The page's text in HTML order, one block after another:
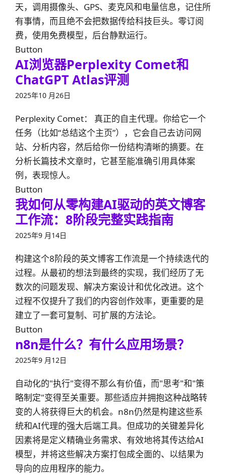
天，调用摄像头、GPS、麦克风和电量信息，记住所
有事情，而且绝不会把数据传给科技巨头。零订阅
费，使用免费模型，后台静默运行。
Button
AI浏览器Perplexity Comet和
ChatGPT Atlas评测
2025年10 月26日
Perplexity Comet： 真正的自主代理。你给它一个
任务（比如“总结这个主页”），它会自己去访问网
站、分析内容，然后给你一份结构清晰的摘要。在
分析长篇技术文章时，它甚至能准确引用具体案
例，表现惊人。
Button
我如何从零构建AI驱动的英文博客
工作流：8阶段完整实践指南
2025年9 月14日
构建这个8阶段的英文博客工作流是一个持续迭代的
过程。从最初的想法到最终的实现，我们经历了无
数次的问题发现、解决方案设计和优化改进。这个
过程不仅提升了我们的内容创作效率，更重要的是
建立了一套可复制、可扩展的方法论。
Button
n8n是什么？有什么应用场景？
2025年9 月12日
自动化的"执行"变得不那么有价值，而"思考"和"策
略制定"变得至关重要。那些适应并拥抱这种战略转
变的人将获得巨大的机会。n8n仍然是构建这些系
统和AI代理的强大后端工具。但成功的关键差异化
因素将是定义精确业务需求、有效地将其传达给AI
模型，并将这些解决方案打包成全面的、以结果为
导向的应用程序的能力。